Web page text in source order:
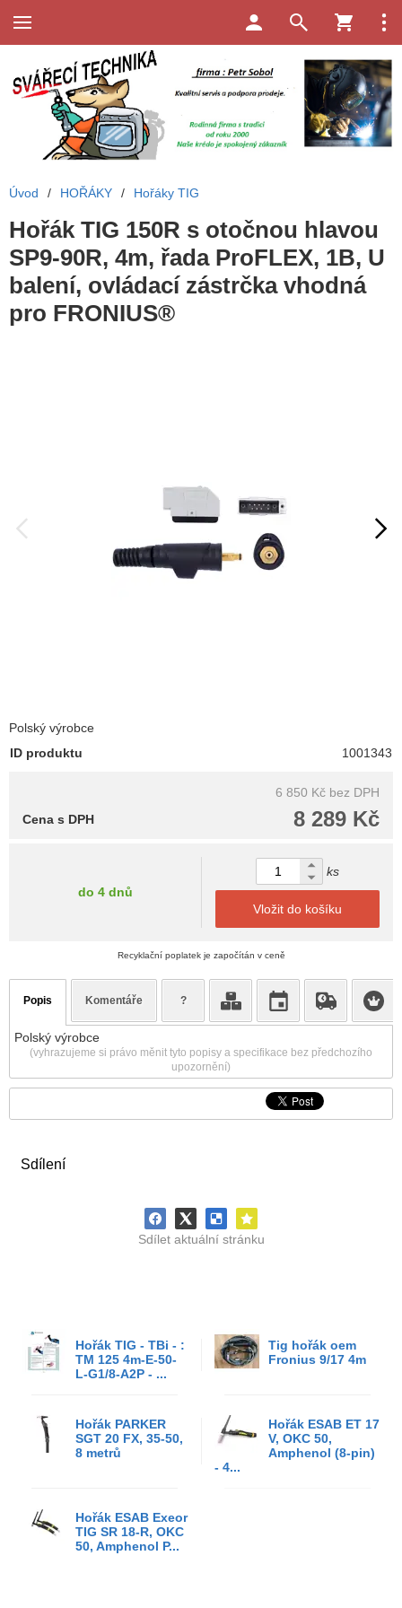
Sdílení
Sdílet aktuální stránku
Hořák TIG - TBi - :
TM 125 4m-E-50-
L-G1/8-A2P - ...
Tig hořák oem
Fronius 9/17 4m
Hořák PARKER
SGT 20 FX, 35-50,
8 metrů
Hořák ESAB ET 17
V, OKC 50,
Amphenol (8-pin)
- 4...
Hořák ESAB Exeor
TIG SR 18-R, OKC
50, Amphenol P...
Úvod / HOŘÁKY / Hořáky TIG
Hořák TIG 150R s otočnou hlavou
SP9-90R, 4m, řada ProFLEX, 1B, U
balení, ovládací zástrčka vhodná
pro FRONIUS®
Polský výrobce
ID produktu
1001343
6 850 Kč bez DPH
8 289 Kč
Cena s DPH
do 4 dnů
ks
Vložit do košíku
Recyklační poplatek je započítán v ceně
Popis Komentáře ?
Polský výrobce
(vyhrazujeme si právo měnit tyto popisy a specifikace bez předchozího
upozornění)